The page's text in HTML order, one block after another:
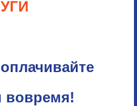
вовремя!